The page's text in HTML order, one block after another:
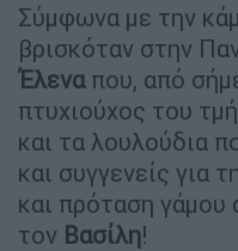
Σύμφωνα με την
βρισκόταν στην
Έλεναπου, από
πτυχιούχος του
και τα λουλούδια
και συγγενείς για
και πρόταση γάμου
τον Βασίλη!